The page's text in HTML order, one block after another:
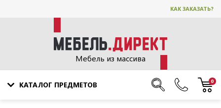
КАК ЗАКАЗАТЬ?
Мебель из массива
КАТАЛОГ ПРЕДМЕТОВ 0